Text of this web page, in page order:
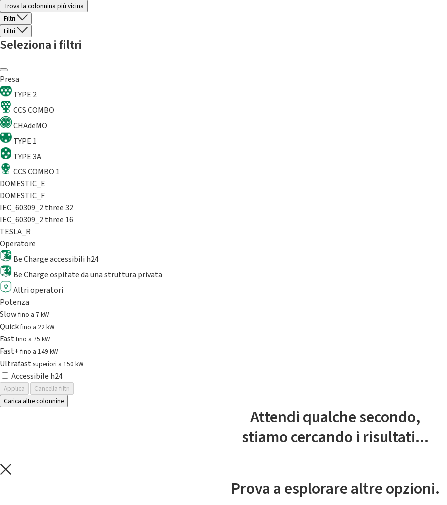
Trova la colonnina piú vicina
Filtri
Filtri
Seleziona i filtri
Presa
TYPE 2
CCS COMBO
CHAdeMO
TYPE 1
TYPE 3A
CCS COMBO 1
DOMESTIC_E
DOMESTIC_F
IEC_60309_2 three 32
IEC_60309_2 three 16
TESLA_R
Operatore
Be Charge accessibili h24
Be Charge ospitate da una struttura privata
Altri operatori
Potenza
Slowfino a 7 kW
Quickfino a 22 kW
Fastfino a 75 kW
Fast+fino a 149 kW
Ultrafast superiori a 150 kW
Accessibile h24
Applica
Cancella filtri
Carica altre colonnine
Attendi qualche secondo,
stiamo cercando i risultati...
Prova a esplorare altre opzioni.